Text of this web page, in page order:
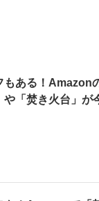
もある！Amazon
や「焚き火台」が